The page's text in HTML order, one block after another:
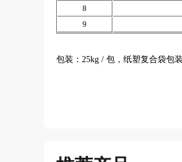
8
9
包装：25kg / 包，纸塑复合袋包